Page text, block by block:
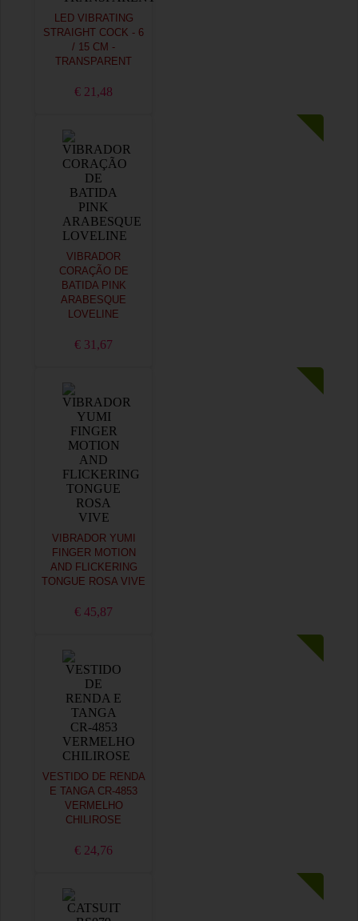
LED VIBRATING
STRAIGHT COCK - 6
/ 15 CM -
TRANSPARENT
€ 21,48
VIBRADOR
CORAÇÃO DE
BATIDA PINK
ARABESQUE
LOVELINE
€ 31,67
VIBRADOR YUMI
FINGER MOTION
AND FLICKERING
TONGUE ROSA VIVE
€ 45,87
VESTIDO DE RENDA
E TANGA CR-4853
VERMELHO
CHILIROSE
€ 24,76